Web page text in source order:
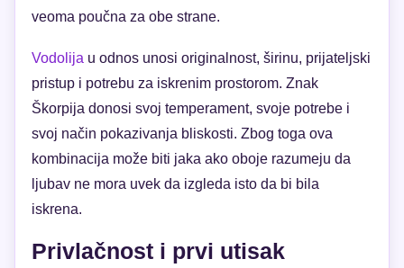
veoma poučna za obe strane.
Vodolija u odnos unosi originalnost, širinu, prijateljski
pristup i potrebu za iskrenim prostorom. Znak
Škorpija donosi svoj temperament, svoje potrebe i
svoj način pokazivanja bliskosti. Zbog toga ova
kombinacija može biti jaka ako oboje razumeju da
ljubav ne mora uvek da izgleda isto da bi bila
iskrena.
Privlačnost i prvi utisak